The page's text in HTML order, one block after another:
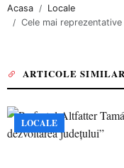
Acasa
Locale
Cele mai
ARTICOLE
LOCALE